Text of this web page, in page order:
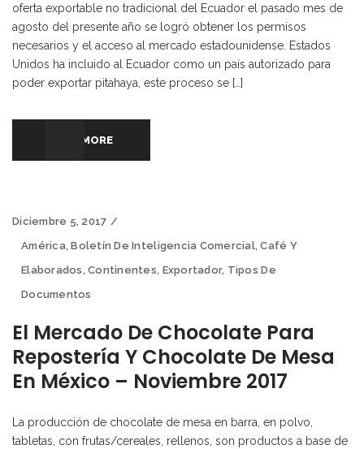
oferta exportable no tradicional del Ecuador el pasado mes de
agosto del presente año se logró obtener los permisos
necesarios y el acceso al mercado estadounidense. Estados
Unidos ha incluido al Ecuador como un país autorizado para
poder exportar pitahaya, este proceso se […]
READ MORE
Diciembre 5, 2017
América,Boletín De Inteligencia Comercial,Café Y
Elaborados ,Continentes, Exportador, Tipos De
Documentos
El Mercado De Chocolate Para
Repostería Y Chocolate De Mesa
En México – Noviembre 2017
La producción de chocolate de mesa en barra, en polvo,
tabletas, con frutas/cereales, rellenos, son productos a base de